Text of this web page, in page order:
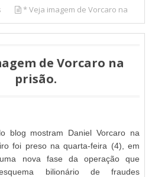
* Veja imagem de Vorcaro na
de Vorcaro na
prisão.
blog mostram Daniel Vorcaro na
foi preso na quarta-feira (4), em
nova fase da operação que
bilionário de fraudes